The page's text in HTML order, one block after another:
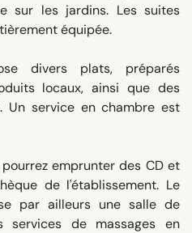
sur les jardins. Les suites
équipée.
divers plats, préparés
locaux, ainsi que des
Un service en chambre est
emprunter des CD et
de l'établissement. Le
par ailleurs une salle de
de massages en